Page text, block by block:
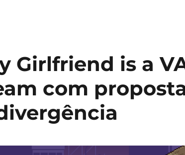
Girlfriend is a
com